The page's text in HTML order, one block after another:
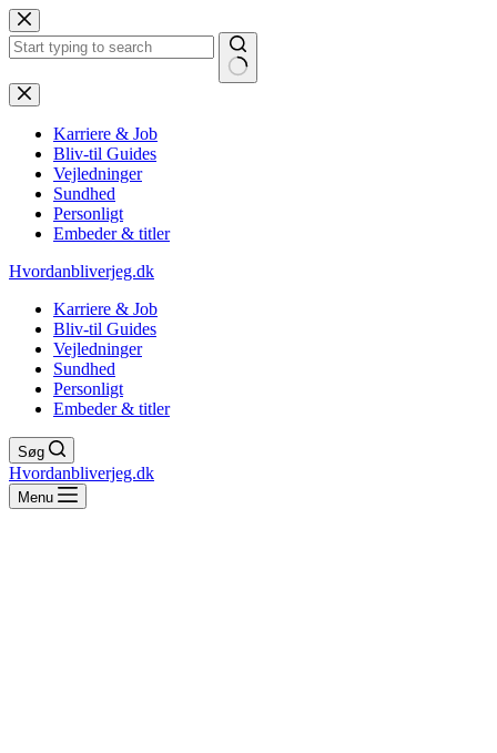
Fortsæt
til
indhold
Ingen
resultater
Karriere & Job
Bliv-til Guides
Vejledninger
Sundhed
Personligt
Embeder & titler
Hvordanbliverjeg.dk
Karriere & Job
Bliv-til Guides
Vejledninger
Sundhed
Personligt
Embeder & titler
Søg
Hvordanbliverjeg.dk
Menu